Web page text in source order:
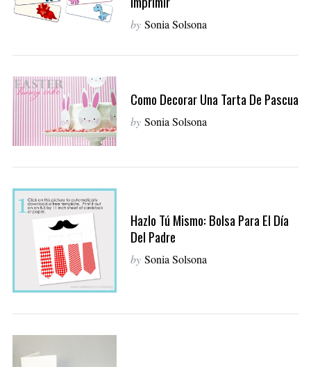
by Sonia Solsona
Como Decorar Una Tarta De Pascua
by Sonia Solsona
Hazlo Tú Mismo: Bolsa Para El Día
Del Padre
by Sonia Solsona